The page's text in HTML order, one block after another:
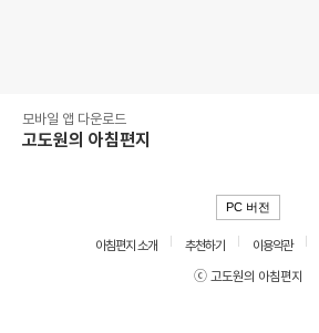
모바일 앱 다운로드
고도원의 아침편지
PC 버전
아침편지 소개 추천하기 이용약관
ⓒ 고도원의 아침편지